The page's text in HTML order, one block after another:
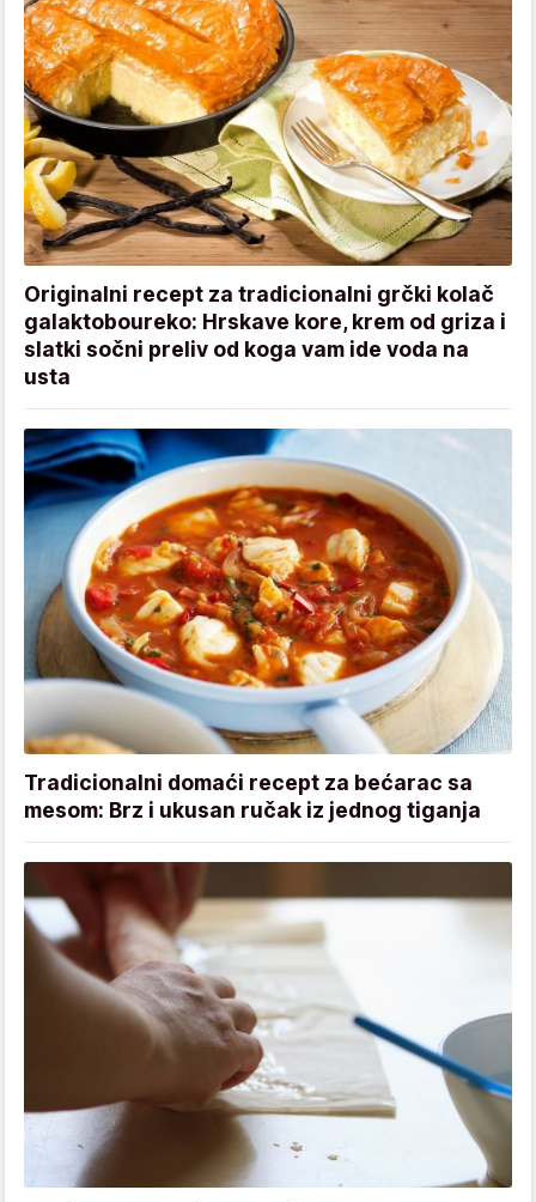
Originalni recept za tradicionalni grčki kolač
galaktoboureko: Hrskave kore, krem od griza i
slatki sočni preliv od koga vam ide voda na
usta
Tradicionalni domaći recept za bećarac sa
mesom: Brz i ukusan ručak iz jednog tiganja